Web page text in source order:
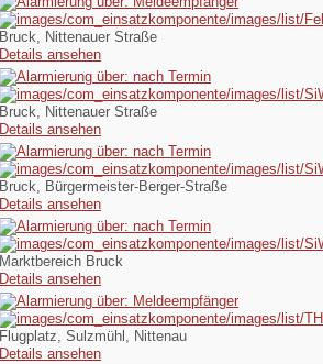
Bruck, Nittenauer Straße
Details ansehen
Bruck, Nittenauer Straße
Details ansehen
Bruck, Bürgermeister-Berger-Straße
Details ansehen
Marktbereich Bruck
Details ansehen
Flugplatz, Sulzmühl, Nittenau
Details ansehen